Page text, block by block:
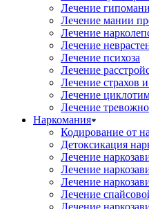
Лечение
Лечение мании
Лечение
Лечение
Лечение психоза
Лечение
Лечение страхов
Лечение
Лечение
Наркомания
Кодирование от
Детоксикация
Лечение
Лечение
Лечение
Лечение
Лечение